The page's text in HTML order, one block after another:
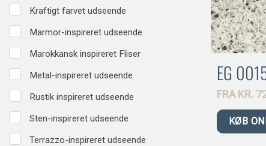
Kraftigt farvet udseende
Marmor-inspireret udseende
Marokkansk inspireret Fliser
Metal-inspireret udseende
Rustik inspireret udseende
Sten-inspireret udseende
Terrazzo-inspireret udseende
EG
FRA KR.
KØB